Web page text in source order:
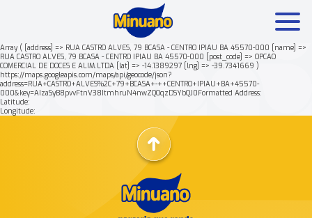
Array ( [address] => RUA CASTRO ALVES, 79 BCASA - CENTRO IPIAU BA 45570-000 [name] =>
RUA CASTRO ALVES, 79 BCASA - CENTRO IPIAU BA 45570-000 [post_code] => OPCAO
COMERCIAL DE DOCES E ALIM.LTDA [lat] => -14.1389297 [lng] => -39.7341669 )
https://maps.googleapis.com/maps/api/geocode/json?
address=RUA+CASTRO+ALVES%2C+79+BCASA+-++CENTRO+IPIAU+BA+45570-
000&key=AIzaSyB8pvvFtnV38ItmhruN4nwZQOqzDSYbQJ0Formatted Address:
Latitude:
Longitude:
Mais buscados: Produtos Minuano Rende +
Nossa história